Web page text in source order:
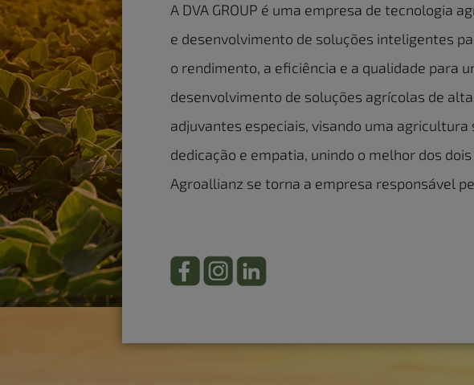
A DVA GROUP é uma empresa de tecnologia
e desenvolvimento de soluções inteligentes
o rendimento, a eficiência e a qualidade para
desenvolvimento de soluções agrícolas de
adjuvantes especiais, visando uma
dedicação e empatia, unindo o melhor dos
Agroallianz se torna a empresa responsável